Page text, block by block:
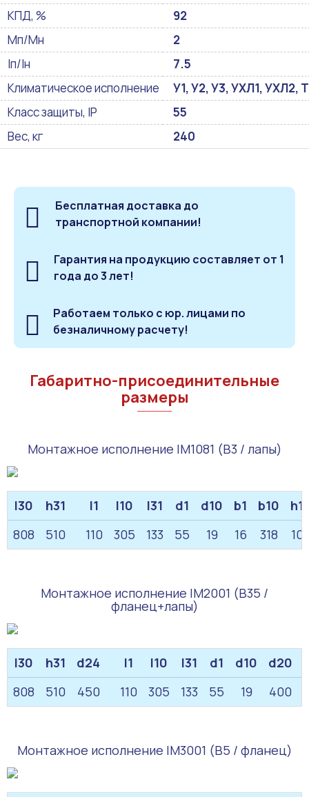
КПД, %
92
Мп/Мн
2
Iп/Iн
7.5
Климатическое исполнение
У1, У2, У3, УХЛ1, УХЛ2,
Класс защиты, IP
55
Вес, кг
240
Бесплатная доставка до
транспортной компании!
Гарантия на продукцию составляет от 1
года до 3 лет!
Работаем только с юр. лицами по
безналичному расчету!
Габаритно-присоединительные
размеры
Монтажное исполнение IM1081 (B3 / лапы)
l30 h31 l1 l10 l31 d1 d10 b1 b10
h1
808
510 110 305 133 55 19 16 318 10
Монтажное исполнение IM2001 (B35 /
фланец+лапы)
l30 h31 d24 l1 l10 l31 d1 d10 d20
808
510 450 110 305 133 55 19 400
Монтажное исполнение IM3001 (B5 / фланец)